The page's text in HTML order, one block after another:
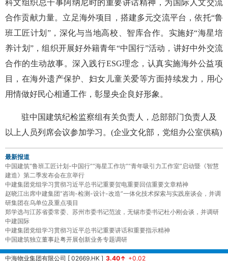
科文组织总干事阿纳尼时的重要讲话精神，为国际人文交流
合作贡献力量。立足海外项目，搭建多元交流平台，依托“鲁
班工匠计划”，深化与当地高校、智库合作。实施好“海星培
养计划”，组织开展好外籍青年“中国行”活动，讲好中外交流
合作的生动故事。深入践行ESG理念，认真实施海外公益项
目，在海外遗产保护、妇女儿童关爱等方面持续发力，用心
用情做好民心相通工作，彰显央企良好形象。
驻中国建筑纪检监察组有关负责人，总部部门负责人及
以上人员列席会议参加学习。(企业文化部，党组办公室供稿)
最新报道
中国建筑“鲁班工匠计划-中国行”“海星工作坊”“青年吸引力工作室”启动暨《智慧
建造》第二季发布会在京举行
中建集团党组学习贯彻习近平总书记重要贺电重要回信重要文章精神
赵晓江出席中建集团“咨询-检测-设计-改造”一体化技术探索与实践座谈会，并调
研集团在乌单位及重点项目
郑学选与江苏省委常委、苏州市委书记范波，无锡市委书记杜小刚会谈，并调研
中建国际
中建集团党组学习贯彻习近平总书记重要讲话和重要指示精神
中国建筑独立董事赴粤开展创新业务专题调研
中海物业集团有限公司 [ 02669.HK ] 3.40↑ +0.02